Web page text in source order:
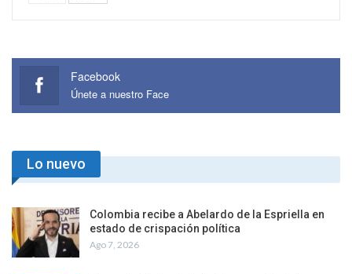
Facebook
Únete a nuestro Face
Lo nuevo
Colombia recibe a Abelardo de la Espriella en
estado de crispación política
Ago 7, 2026